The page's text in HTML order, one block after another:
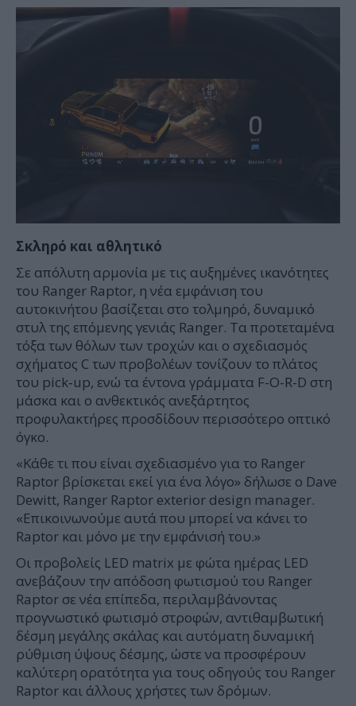
Σκληρό και αθλητικό
Σε απόλυτη αρμονία με τις αυξημένες ικανότητες
του Ranger Raptor, η νέα εμφάνιση του
αυτοκινήτου βασίζεται στο τολμηρό, δυναμικό
στυλ της επόμενης γενιάς Ranger. Τα προτεταμένα
τόξα των θόλων των τροχών και ο σχεδιασμός
σχήματος C των προβολέων τονίζουν το πλάτος
του pick‑up, ενώ τα έντονα γράμματα F-O-R-D στη
μάσκα και ο ανθεκτικός ανεξάρτητος
προφυλακτήρες προσδίδουν περισσότερο οπτικό
όγκο.
«Κάθε τι που είναι σχεδιασμένο για το Ranger
Raptor βρίσκεται εκεί για ένα λόγο» δήλωσε ο Dave
Dewitt, Ranger Raptor exterior design manager.
«Επικοινωνούμε αυτά που μπορεί να κάνει το
Raptor και μόνο με την εμφάνισή του.»
Οι προβολείς LED matrix με φώτα ημέρας LED
ανεβάζουν την απόδοση φωτισμού του Ranger
Raptor σε νέα επίπεδα, περιλαμβάνοντας
προγνωστικό φωτισμό στροφών, αντιθαμβωτική
δέσμη μεγάλης σκάλας και αυτόματη δυναμική
ρύθμιση ύψους δέσμης, ώστε να προσφέρουν
καλύτερη ορατότητα για τους οδηγούς του Ranger
Raptor και άλλους χρήστες των δρόμων.